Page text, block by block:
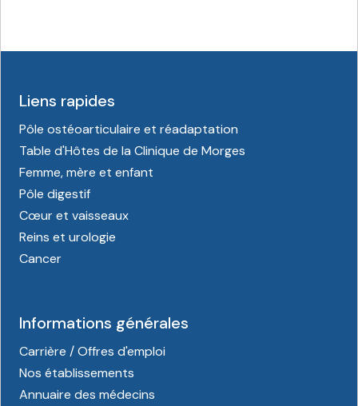
Liens rapides
Pôle ostéoarticulaire et réadaptation
Table d'Hôtes de la Clinique de Morges
Femme, mère et enfant
Pôle digestif
Cœur et vaisseaux
Reins et urologie
Cancer
Informations générales
Carrière / Offres d'emploi
Nos établissements
Annuaire des médecins